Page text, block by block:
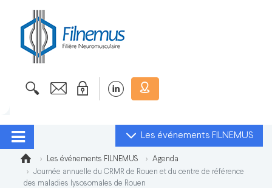
Les événements FILNEMUS
Les événements FILNEMUS
Agenda
Journée annuelle du CRMR de Rouen et du centre de référence
des maladies lysosomales de Rouen